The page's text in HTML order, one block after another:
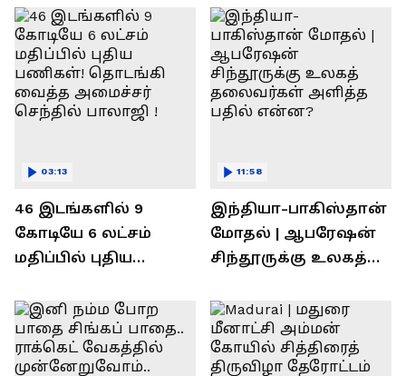
46 இடங்களில் 9
கோடியே 6 லட்சம்
மதிப்பில் புதிய
வைத்த அமைச்சர்
செந்தில் பாலாஜி !
03:13
இந்தியா-பாகிஸ்தான்
மோதல் | ஆபரேஷன்
சிந்தூருக்கு உலகத்
பதில் என்ன?
11:58